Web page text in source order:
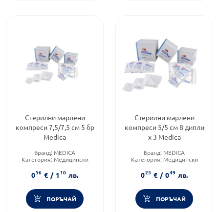
Стерилни марлени
компреси 7,5/7,5 см 5 бр
Medica
Бранд: MEDICA
Категория: Медицински
056 € / 110 лв.
ПОРЪЧАЙ
Стерилни марлени
компреси 5/5 см 8 дипли
х 3 Medica
Бранд: MEDICA
Категория: Медицински
025 € / 049 лв.
ПОРЪЧАЙ